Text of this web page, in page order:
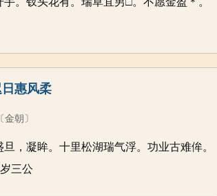
日惠风柔
〔金朝〕
，凝眸。十里松湖瑞气浮。功业古难侔。
三公